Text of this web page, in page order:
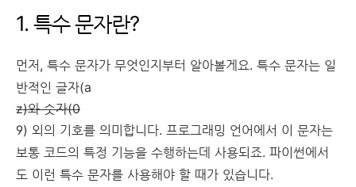
1. 특수 문자란?
먼저, 특수 문자가 무엇인지부터 알아볼게요. 특수 문자는 일
반적인 글자(a
z)와 숫자(0
9) 외의 기호를 의미합니다. 프로그래밍 언어에서 이 문자는
보통 코드의 특정 기능을 수행하는데 사용되죠. 파이썬에서
도 이런 특수 문자를 사용해야 할 때가 있습니다.